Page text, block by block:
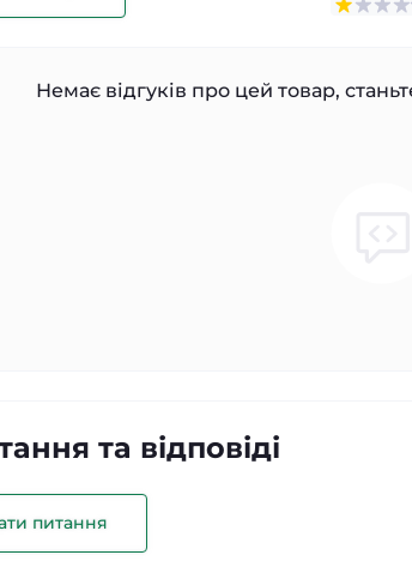
Немає відгуків про цей товар,
та відповіді
питання